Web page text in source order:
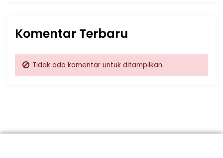
Komentar Terbaru
Tidak ada komentar untuk ditampilkan.